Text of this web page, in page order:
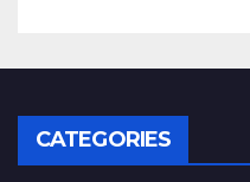
CATEGORIES